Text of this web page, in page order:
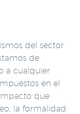
del sector
de
a cualquier
en el
que
la formalidad